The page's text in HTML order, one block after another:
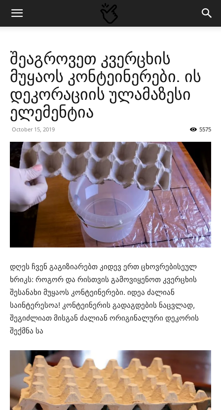
შეაგროვეთ კვერცხის
მუყაოს კონტეინერები. ის
დეკორაციის ულამაზესი
ელემენტია
October 15, 2019 5575
დღეს ჩვენ გაგიზიარებთ კიდევ ერთ ცხოვრებისეულ
ხრიკს: როგორ და რისთვის გამოვიყენოთ კვერცხის
შესანახი მუყაოს კონტეინერები. იდეა ძალიან
საინტერესოა! კონტეინერის გადაგდების ნაცვლად,
შეგიძლიათ მისგან ძალიან ორიგინალური დეკორის
შექმნა სა